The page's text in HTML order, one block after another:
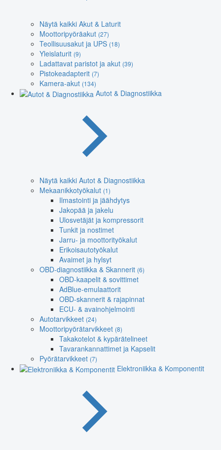
Näytä kaikki Akut & Laturit
Moottoripyöräakut (27)
Teollisuusakut ja UPS (18)
Yleislaturit (9)
Ladattavat paristot ja akut (39)
Pistokeadapterit (7)
Kamera-akut (134)
Autot & Diagnostiikka
Näytä kaikki Autot & Diagnostiikka
Mekaanikkotyökalut (1)
Ilmastointi ja jäähdytys
Jakopää ja jakelu
Ulosvetäjät ja kompressorit
Tunkit ja nostimet
Jarru- ja moottorityökalut
Erikoisautotyökalut
Avaimet ja hylsyt
OBD-diagnostiikka & Skannerit (6)
OBD-kaapelit & sovittimet
AdBlue-emulaattorit
OBD-skannerit & rajapinnat
ECU- & avainohjelmointi
Autotarvikkeet (24)
Moottoripyörätarvikkeet (8)
Takakotelot & kypärätelineet
Tavarankannattimet ja Kapselit
Pyörätarvikkeet (7)
Elektroniikka & Komponentit